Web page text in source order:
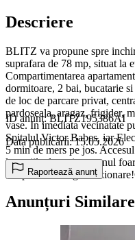
Descriere
BLITZ va propune spre
suprafara de 78 mp, situat la
Compartimentarea
dormitoare, 2 bai, bucatarie
de loc de parcare privat,
pardoseala, aragaz, frigider,
vase. In imediata vecinatate
Spitalul Victor Babes, iar
5 min de mers pe jos.
la statiile de taxi este unul
asteptam cu drag la
ID anunț: BLITZ195386AI
Data publicării: 15.05.2026
Raportează anunț
Anunțuri